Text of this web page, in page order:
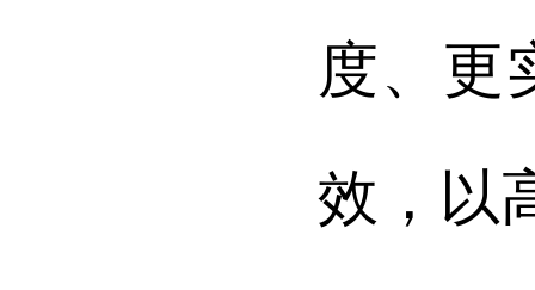
度、更
效，以